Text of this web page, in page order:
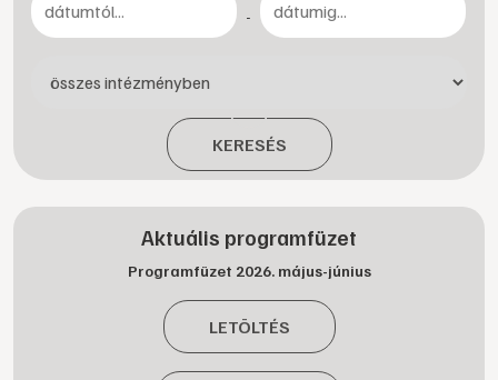
-
KERESÉS
Aktuális programfüzet
Programfüzet 2026. május-június
LETÖLTÉS